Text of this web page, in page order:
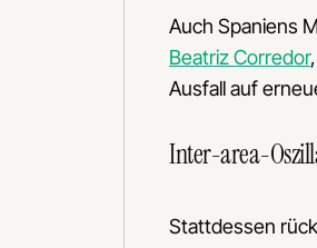
Auch Spaniens
Beatriz Corredor
Ausfall auf
Inter-area-
Stattdessen